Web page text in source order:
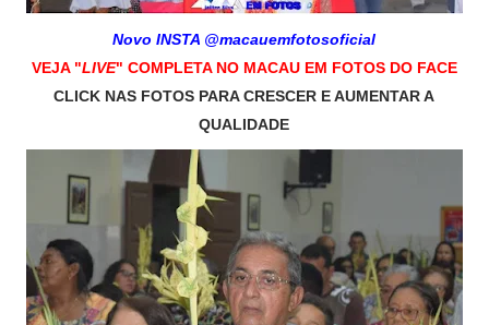
Novo INSTA @macauemfotosoficial
VEJA "LIVE" COMPLETA NO MACAU EM FOTOS DO FACE
CLICK NAS FOTOS PARA CRESCER E AUMENTAR A
QUALIDADE